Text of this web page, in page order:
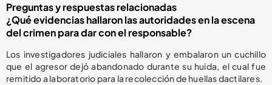
Preguntas y respuestas relacionadas
¿Qué evidencias hallaron las autoridades en la escena
del crimen para dar con el responsable?
Los investigadores judiciales hallaron y embalaron un cuchillo
que el agresor dejó abandonado durante su huida, el cual fue
remitido a laboratorio para la recolección de huellas dactilares.